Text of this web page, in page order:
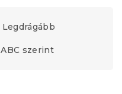
Legdrágább
ABC szerint